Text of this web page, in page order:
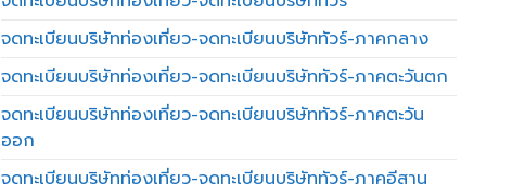
จดทะเบียนบริษัทท่องเที่ยว-จดทะเบียนบริษัททัวร์-ภาคกลาง
จดทะเบียนบริษัทท่องเที่ยว-จดทะเบียนบริษัททัวร์-ภาคตะวันตก
จดทะเบียนบริษัทท่องเที่ยว-จดทะเบียนบริษัททัวร์-ภาคตะวัน
ออก
จดทะเบียนบริษัทท่องเที่ยว-จดทะเบียนบริษัททัวร์-ภาคอีสาน